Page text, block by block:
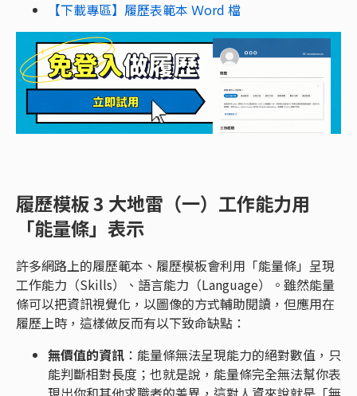
【下載專區】履歷表範本 Ｗord 檔
履歷模板 3 大地雷（一）工作能力用
「能量條」表示
許多網路上的履歷範本、履歷模板會利用「能量條」呈現
工作能力（Skills）、語言能力（Language）。雖然能量
條可以把資訊視覺化，以圖像的方式輔助閱讀，但應用在
履歷上時，這樣做反而有以下致命缺點：
無價值的資訊 ：能量條無法呈現能力的絕對數值，只
能判斷相對長度；也就是說，能量條完全無法幫你表